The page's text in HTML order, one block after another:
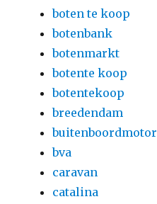
boten te koop
botenbank
botenmarkt
botente koop
botentekoop
breedendam
buitenboordmotor
bva
caravan
catalina